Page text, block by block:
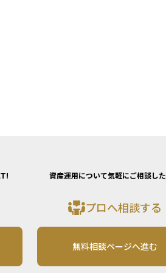
資産運用について気軽にご相談し
プロへ相談する
無料相談ページへ進む